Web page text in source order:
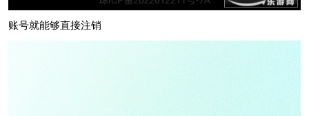
账号就能够直接注销